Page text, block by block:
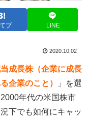
ブ LINE
2020.10.02
成長株（企業に成長
企業のこと）
」を選
年代の米国株市
下でも如何にキャッ